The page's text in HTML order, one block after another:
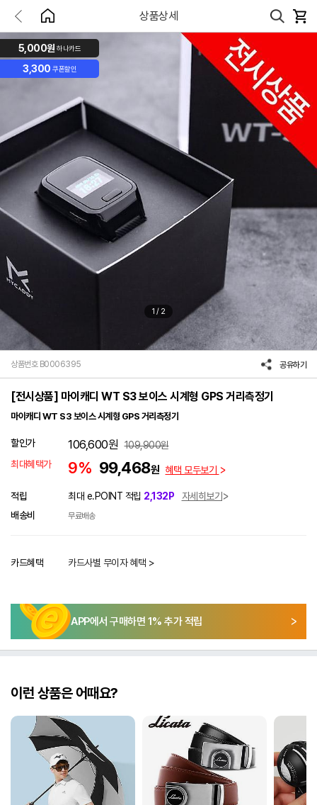
상품상세
5,000원 하나카드
3,300 쿠폰할인
1 / 2
상품번호 B0006395 공유하기
[전시상품] 마이캐디 WT S3 보이스 시계형 GPS 거리측정기
마이캐디 WT S3 보이스 시계형 GPS 거리측정기
할인가 106,600원 109,900원
최대혜택가
9% 99,468원 혜택 모두보기
적립 최대 e.POINT 적립 2,132P
자세히보기
배송비
무료배송
카드혜택 카드사별 무이자 혜택 >
APP에서 구매하면 1% 추가 적립
이런 상품은 어때요?